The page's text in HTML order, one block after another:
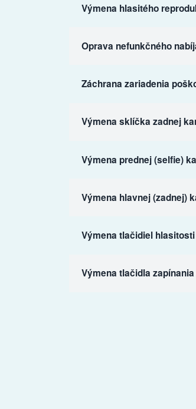
Výmena hlasitého
Oprava nefunkčného
Záchrana zariadenia
Výmena sklíčka zadnej
Výmena prednej (selfie)
Výmena hlavnej (zadnej)
Výmena tlačidiel hlasitosti
Výmena tlačidla